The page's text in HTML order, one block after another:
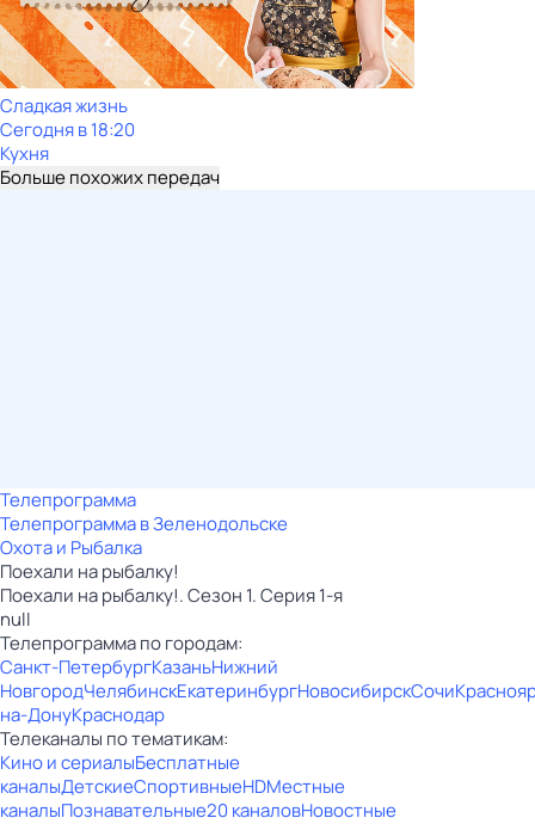
Сладкая жизнь
Сегодня в 18:20
Кухня
Больше похожих передач
Телепрограмма
Телепрограмма в Зеленодольске
Охота и Рыбалка
Поехали на рыбалку!
Поехали на рыбалку!. Сезон 1. Серия 1-я
null
Телепрограмма по городам:
Санкт-ПетербургКазаньНижний
НовгородЧелябинскЕкатеринбургНовосибирскСочи
на-ДонуКраснодар
Телеканалы по тематикам:
Кино и сериалыБесплатные
каналыДетскиеСпортивныеHDМестные
каналыПознавательные20 каналовНовостные